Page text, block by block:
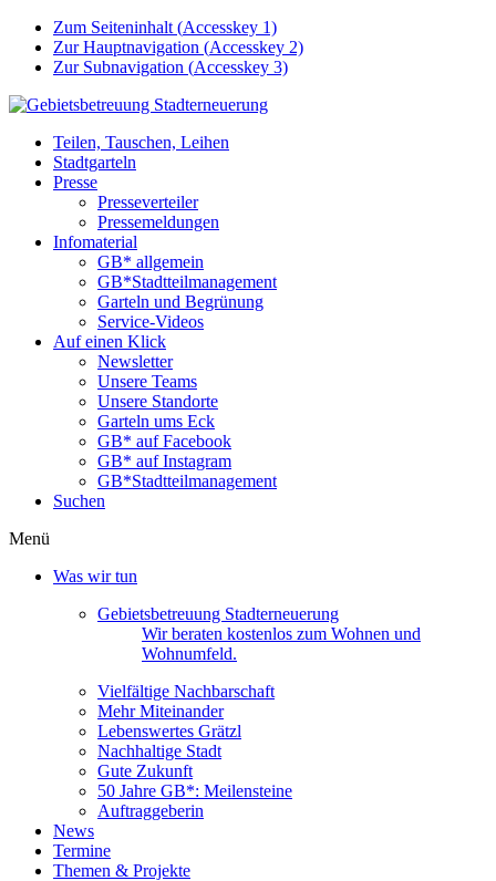
Zum Seiteninhalt (Accesskey 1)
Zur Hauptnavigation (Accesskey 2)
Zur Subnavigation (Accesskey 3)
Teilen, Tauschen, Leihen
Stadtgarteln
Presse
Presseverteiler
Pressemeldungen
Infomaterial
GB* allgemein
GB*Stadtteilmanagement
Garteln und Begrünung
Service-Videos
Auf einen Klick
Newsletter
Unsere Teams
Unsere Standorte
Garteln ums Eck
GB* auf Facebook
GB* auf Instagram
GB*Stadtteilmanagement
Suchen
Menü
Was wir tun
Gebietsbetreuung Stadterneuerung
Wir beraten kostenlos zum Wohnen und
Wohnumfeld.
Vielfältige Nachbarschaft
Mehr Miteinander
Lebenswertes Grätzl
Nachhaltige Stadt
Gute Zukunft
50 Jahre GB*: Meilensteine
Auftraggeberin
News
Termine
Themen & Projekte